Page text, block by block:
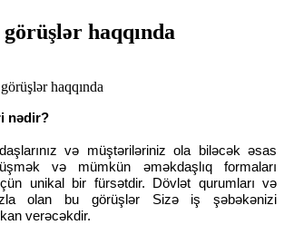
haqqında
haqqında
nədir?
və müştəriləriniz ola biləcək əsas
və mümkün əməkdaşlıq formaları
unikal bir fürsətdir. Dövlət qurumları və
olan bu görüşlər Sizə iş şəbəkənizi
verəcəkdir.